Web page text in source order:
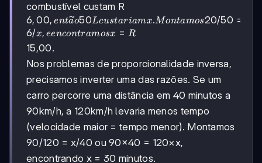
combustível custam R
6,00, então
50L
custariam x.
Montamos
20/50 = 6/x,
e
x = R
6, 00, enta
~o50Lcustariamx.Montamos20/50 =
6/x, eencontramosx = R
15,00.
Nos problemas de proporcionalidade inversa,
precisamos inverter uma das razões. Se um
carro percorre uma distância em 40 minutos a
90km/h, a 120km/h levaria menos tempo
(velocidade maior = tempo menor). Montamos
90/120 = x/40 ou 90×40 = 120×x,
encontrando x = 30 minutos.